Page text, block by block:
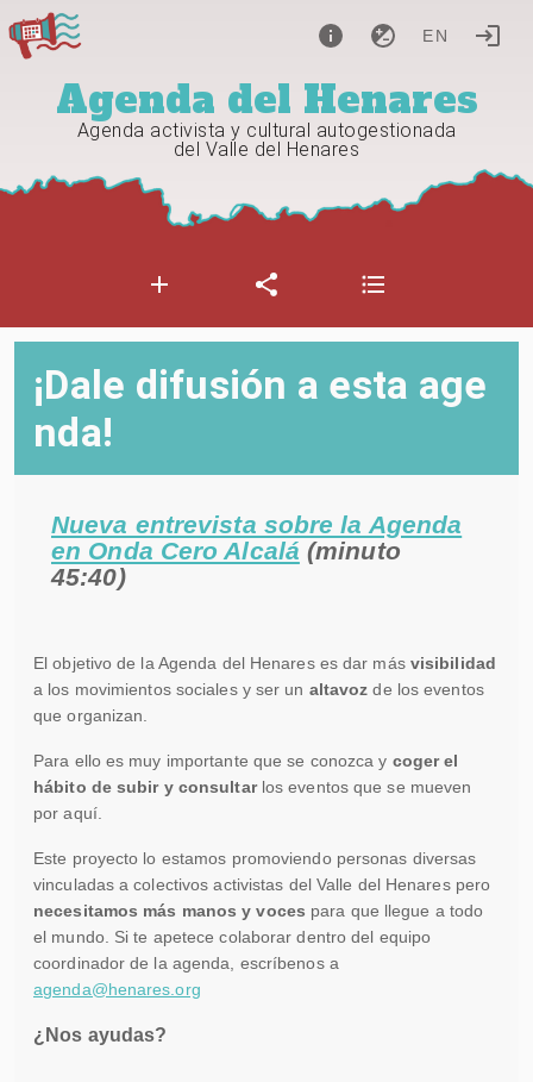
EN
Agenda del Henares
Agenda activista y cultural autogestionada
del Valle del Henares
¡Dale difusión a esta age
nda!
Nueva entrevista sobre la Agenda
en Onda Cero Alcalá (minuto
45:40)
El objetivo de la Agenda del Henares es dar más visibilidad
a los movimientos sociales y ser un altavoz de los eventos
que organizan.
Para ello es muy importante que se conozca y coger el
hábito de subir y consultarlos eventos que se mueven
por aquí.
Este proyecto lo estamos promoviendo personas diversas
vinculadas a colectivos activistas del Valle del Henares pero
necesitamos más manos y voces para que llegue a todo
el mundo. Si te apetece colaborar dentro del equipo
coordinador de la agenda, escríbenos a
agenda@henares.org
¿Nos ayudas?